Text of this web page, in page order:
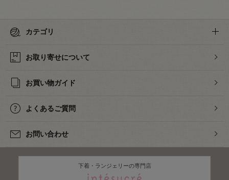
カテゴリ
お取り寄せについて
お買い物ガイド
よくあるご質問
お問い合わせ
下着・ランジェリーの専門店